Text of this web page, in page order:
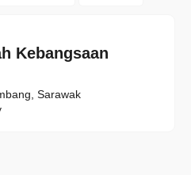
Kebangsaan
Sarawak